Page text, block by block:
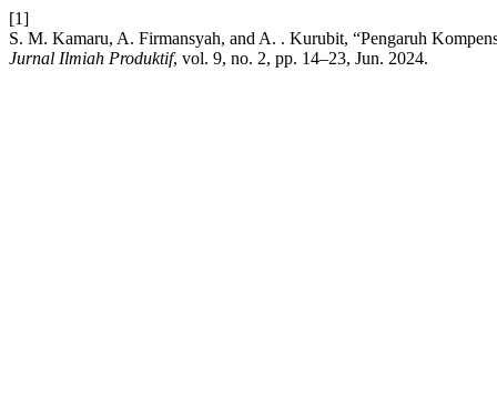
[1]
S. M. Kamaru, A. Firmansyah, and A. . Kurubit, “Pengaruh
Jurnal Ilmiah Produktif, vol. 9, no. 2, pp. 14–23, Jun. 2024.